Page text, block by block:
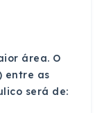
área. O
entre as
será de: